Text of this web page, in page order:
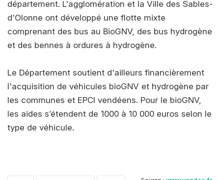
département. L'agglomération et la Ville des Sables-
d'Olonne ont développé une flotte mixte
comprenant des bus au BioGNV, des bus hydrogène
et des bennes à ordures à hydrogène.
Le Département soutient d'ailleurs financièrement
l'acquisition de véhicules bioGNV et hydrogène par
les communes et EPCI vendéens. Pour le bioGNV,
les aides s’étendent de 1000 à 10 000 euros selon le
type de véhicule.